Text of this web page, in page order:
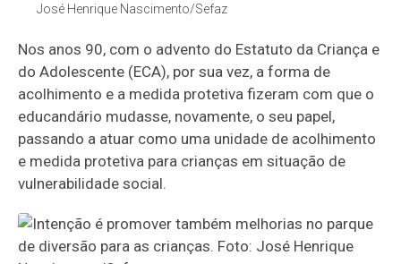
José Henrique Nascimento/Sefaz
Nos anos 90, com o advento do Estatuto da Criança e
do Adolescente (ECA), por sua vez, a forma de
acolhimento e a medida protetiva fizeram com que o
educandário mudasse, novamente, o seu papel,
passando a atuar como uma unidade de acolhimento
e medida protetiva para crianças em situação de
vulnerabilidade social.